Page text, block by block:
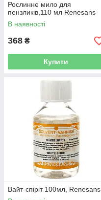
Рослинне мило для
пензликів,110 мл Renesans
В наявності
368 ₴
Купити
Bайт-спіріт 100мл, Renesans